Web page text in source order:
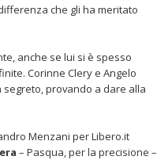
che gli ha meritato
anche se lui si è spesso
Corinne Clery e Angelo
provando a dare alla
Menzani per Libero.it
– Pasqua, per la precisione –